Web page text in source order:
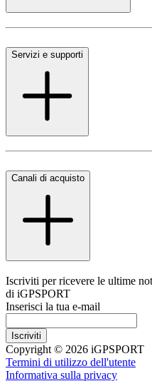
Servizi e supporti
Canali di acquisto
Iscriviti per ricevere le ultime
di iGPSPORT
Inserisci la tua e-mail
Iscriviti
Copyright © 2026 iGPSPORT
Termini di utilizzo dell'utente
Informativa sulla privacy